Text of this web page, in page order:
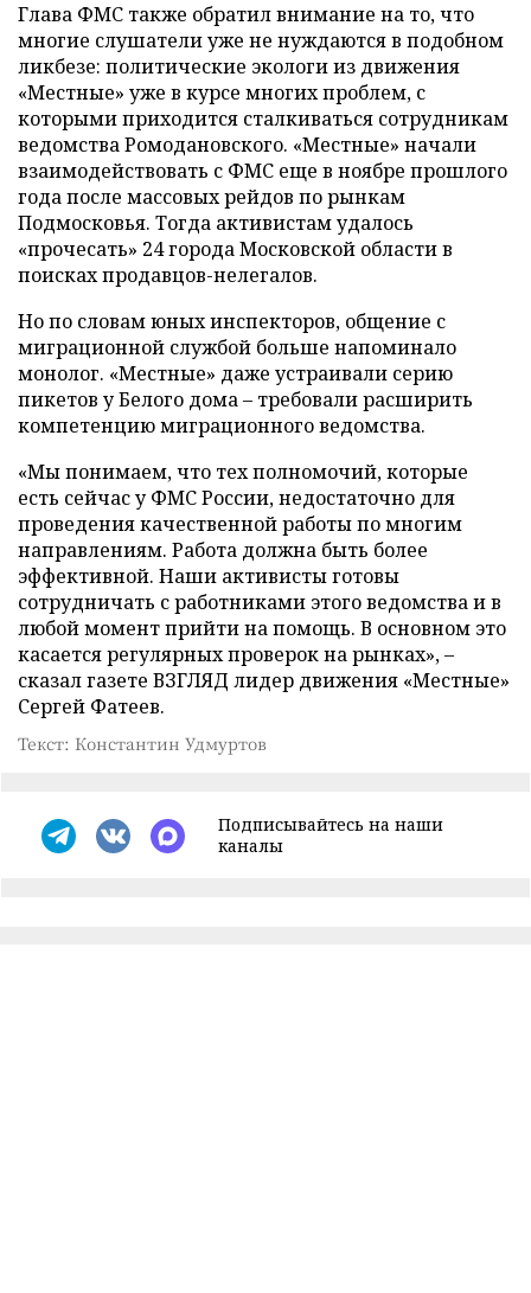
Глава ФМС также обратил внимание на то, что
многие слушатели уже не нуждаются в подобном
ликбезе: политические экологи из движения
«Местные» уже в курсе многих проблем, с
которыми приходится сталкиваться сотрудникам
ведомства Ромодановского. «Местные» начали
взаимодействовать с ФМС еще в ноябре прошлого
года после массовых рейдов по рынкам
Подмосковья. Тогда активистам удалось
«прочесать» 24 города Московской области в
поисках продавцов-нелегалов.
Но по словам юных инспекторов, общение с
миграционной службой больше напоминало
монолог. «Местные» даже устраивали серию
пикетов у Белого дома – требовали расширить
компетенцию миграционного ведомства.
«Мы понимаем, что тех полномочий, которые
есть сейчас у ФМС России, недостаточно для
проведения качественной работы по многим
направлениям. Работа должна быть более
эффективной. Наши активисты готовы
сотрудничать с работниками этого ведомства и в
любой момент прийти на помощь. В основном это
касается регулярных проверок на рынках», –
сказал газете ВЗГЛЯД лидер движения «Местные»
Сергей Фатеев.
Текст: Константин Удмуртов
Подписывайтесь на наши
каналы